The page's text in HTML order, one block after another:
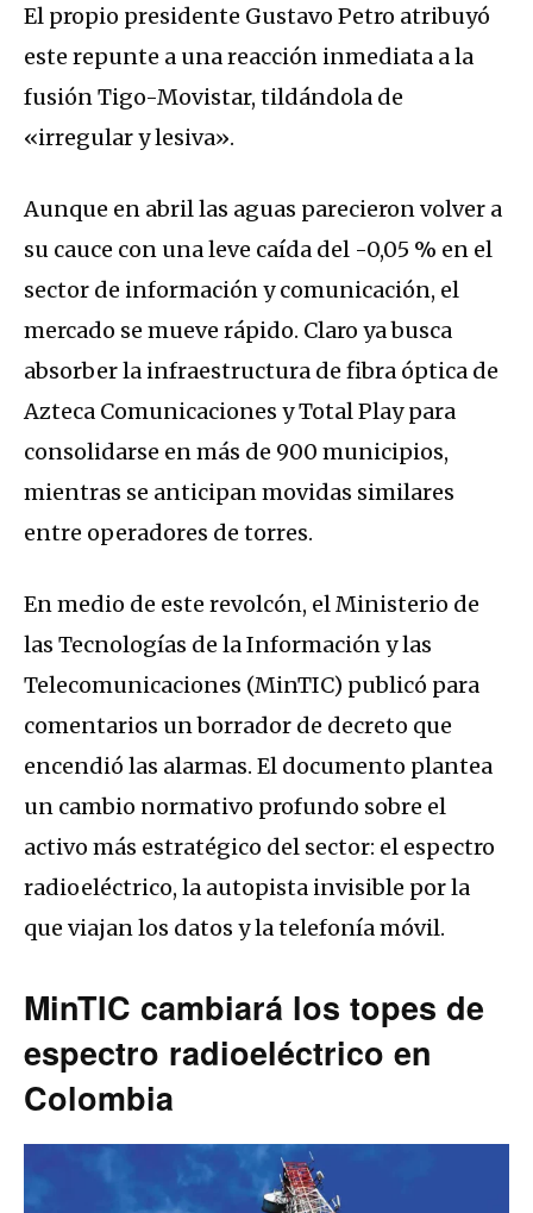
El propio presidente Gustavo Petro atribuyó
este repunte a una reacción inmediata a la
fusión Tigo-Movistar, tildándola de
«irregular y lesiva».
Aunque en abril las aguas parecieron volver a
su cauce con una leve caída del -0,05 % en el
sector de información y comunicación, el
mercado se mueve rápido. Claro ya busca
absorber la infraestructura de fibra óptica de
Azteca Comunicaciones y Total Play para
consolidarse en más de 900 municipios,
mientras se anticipan movidas similares
entre operadores de torres.
En medio de este revolcón, el Ministerio de
las Tecnologías de la Información y las
Telecomunicaciones (MinTIC) publicó para
comentarios un borrador de decreto que
encendió las alarmas. El documento plantea
un cambio normativo profundo sobre el
activo más estratégico del sector: el espectro
radioeléctrico, la autopista invisible por la
que viajan los datos y la telefonía móvil.
MinTIC cambiará los topes de
espectro radioeléctrico en
Colombia